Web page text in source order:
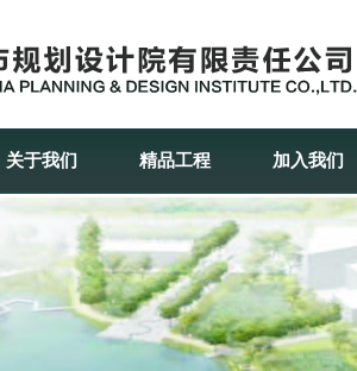
关于我们 精品工程 加入我们